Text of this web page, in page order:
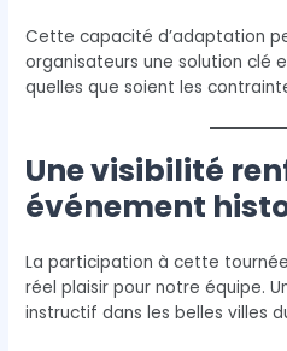
Cette capacité d’adaptation
organisateurs une solution clé
quelles que soient les
Une visibilité
événement
La participation à cette
réel plaisir pour notre équipe.
instructif dans les belles villes